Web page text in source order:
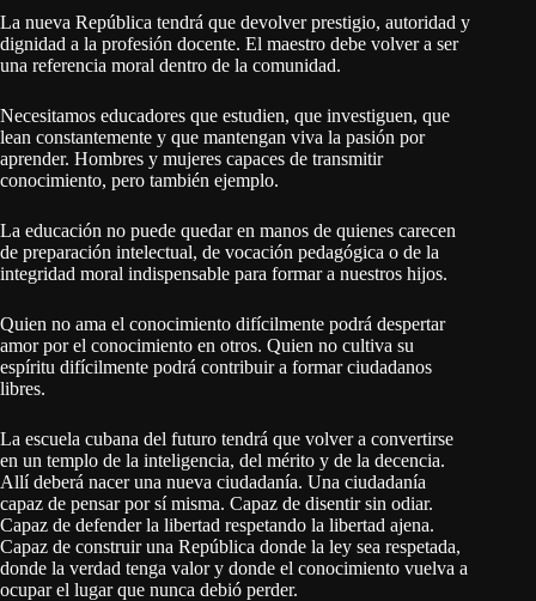
La nueva República tendrá que devolver prestigio, autoridad y
dignidad a la profesión docente. El maestro debe volver a ser
una referencia moral dentro de la comunidad.
Necesitamos educadores que estudien, que investiguen, que
lean constantemente y que mantengan viva la pasión por
aprender. Hombres y mujeres capaces de transmitir
conocimiento, pero también ejemplo.
La educación no puede quedar en manos de quienes carecen
de preparación intelectual, de vocación pedagógica o de la
integridad moral indispensable para formar a nuestros hijos.
Quien no ama el conocimiento difícilmente podrá despertar
amor por el conocimiento en otros. Quien no cultiva su
espíritu difícilmente podrá contribuir a formar ciudadanos
libres.
La escuela cubana del futuro tendrá que volver a convertirse
en un templo de la inteligencia, del mérito y de la decencia.
Allí deberá nacer una nueva ciudadanía. Una ciudadanía
capaz de pensar por sí misma. Capaz de disentir sin odiar.
Capaz de defender la libertad respetando la libertad ajena.
Capaz de construir una República donde la ley sea respetada,
donde la verdad tenga valor y donde el conocimiento vuelva a
ocupar el lugar que nunca debió perder.